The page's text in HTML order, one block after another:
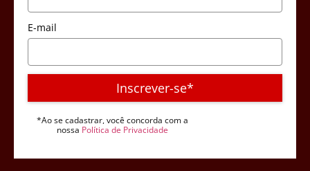
E-mail
Inscrever-se*
*Ao se cadastrar, você concorda com a
nossa Política de Privacidade